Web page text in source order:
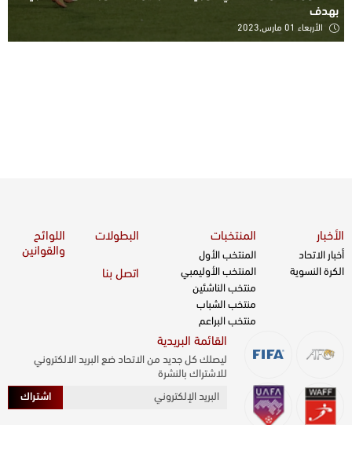
بهدف
الأربعاء 01 مارس,2023
الأخبار
أخبار الاتحاد
الكرة النسوية
المنتخبات
المنتخب الأول
المنتخب الأوليمبي
منتخب الناشئين
منتخب الشباب
منتخب البراعم
البطولات
اللوائح
والقوانين
اتصل بنا
القائمة البريدية
ليصلك كل جديد من الاتحاد ضع البريد الالكتروني
للاشتراك بالنشرة
اشتراك